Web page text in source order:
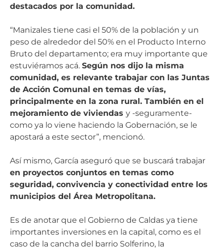
destacados por la comunidad.
“Manizales tiene casi el 50% de la población y un
peso de alrededor del 50% en el Producto Interno
Bruto del departamento; era muy importante que
estuviéramos acá. Según nos dijo la misma
comunidad, es relevante trabajar con las Juntas
de Acción Comunal en temas de vías,
principalmente en la zona rural. También en el
mejoramiento de viviendas y -seguramente-
como ya lo viene haciendo la Gobernación, se le
apostará a este sector”, mencionó.
Así mismo, García aseguró que se buscará trabajar
en proyectos conjuntos en temas como
seguridad, convivencia y conectividad entre los
municipios del Área Metropolitana.
Es de anotar que el Gobierno de Caldas ya tiene
importantes inversiones en la capital, como es el
caso de la cancha del barrio Solferino, la